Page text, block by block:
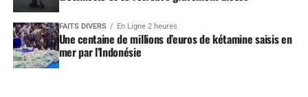
FAITS DIVERS En Ligne 2 heures
Une centaine de millions d’euros de kétamine saisis en
mer par l’Indonésie